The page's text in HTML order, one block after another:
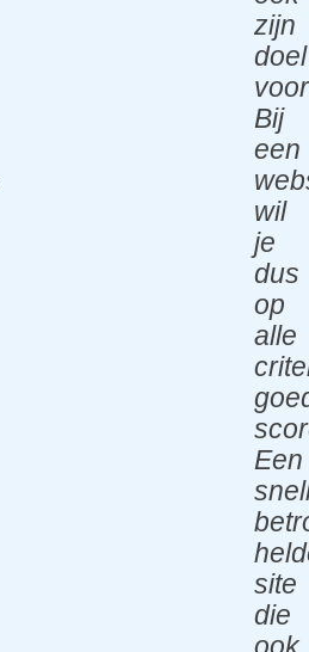
zijn
doel
Bij
een
wil
je
dus
op
alle
Een
site
die